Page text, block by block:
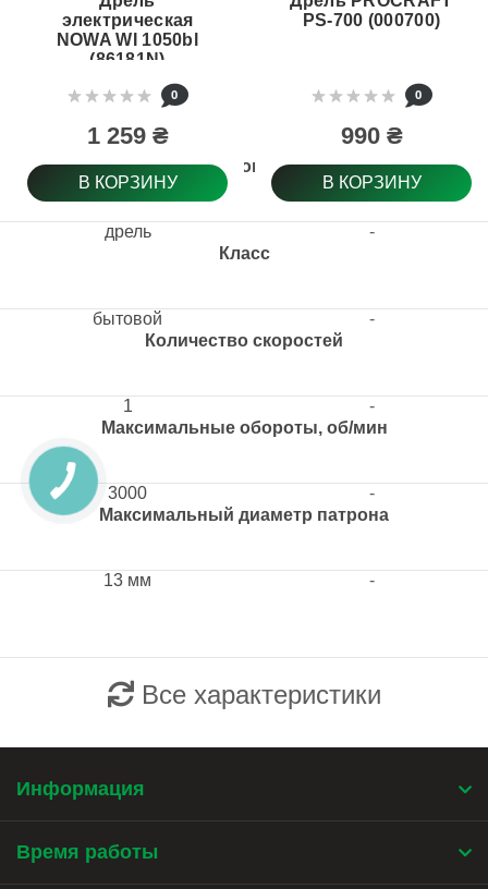
Тип товара
Класс
Количество скоростей
Максимальные обороты, об/мин
Максимальный диаметр патрона
электрическая
NOWA WI 1050bl
(86181N)
0
1 259 ₴
В КОРЗИНУ
дрель
бытовой
1
3000
13 мм
PS-700 (000700)
0
990 ₴
В КОРЗИНУ
-
-
-
-
-
Все характеристики
Информация
Время работы